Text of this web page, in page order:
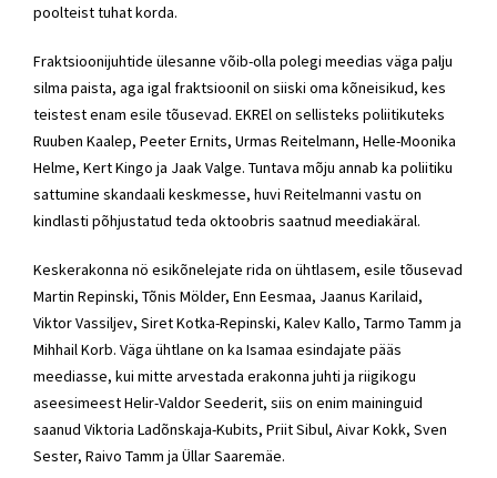
poolteist tuhat korda.
Fraktsioonijuhtide ülesanne võib-olla polegi meedias väga palju
silma paista, aga igal fraktsioonil on siiski oma kõneisikud, kes
teistest enam esile tõusevad. EKREl on sellisteks poliitikuteks
Ruuben Kaalep, Peeter Ernits, Urmas Reitelmann, Helle-Moonika
Helme, Kert Kingo ja Jaak Valge. Tuntava mõju annab ka poliitiku
sattumine skandaali keskmesse, huvi Reitelmanni vastu on
kindlasti põhjustatud teda oktoobris saatnud meediakäral.
Keskerakonna nö esikõnelejate rida on ühtlasem, esile tõusevad
Martin Repinski, Tõnis Mölder, Enn Eesmaa, Jaanus Karilaid,
Viktor Vassiljev, Siret Kotka-Repinski, Kalev Kallo, Tarmo Tamm ja
Mihhail Korb. Väga ühtlane on ka Isamaa esindajate pääs
meediasse, kui mitte arvestada erakonna juhti ja riigikogu
aseesimeest Helir-Valdor Seederit, siis on enim maininguid
saanud Viktoria Ladõnskaja-Kubits, Priit Sibul, Aivar Kokk, Sven
Sester, Raivo Tamm ja Üllar Saaremäe.